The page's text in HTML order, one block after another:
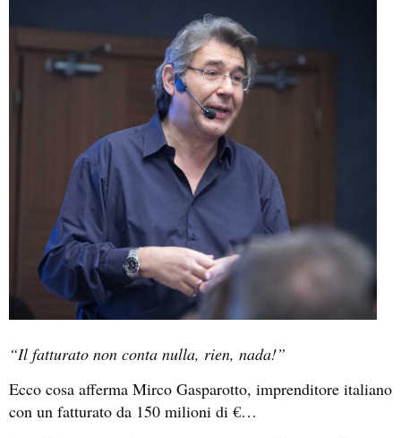
“Il fatturato non conta nulla, rien, nada!”
Ecco cosa afferma Mirco Gasparotto, imprenditore italiano
con un fatturato da 150 milioni di €…